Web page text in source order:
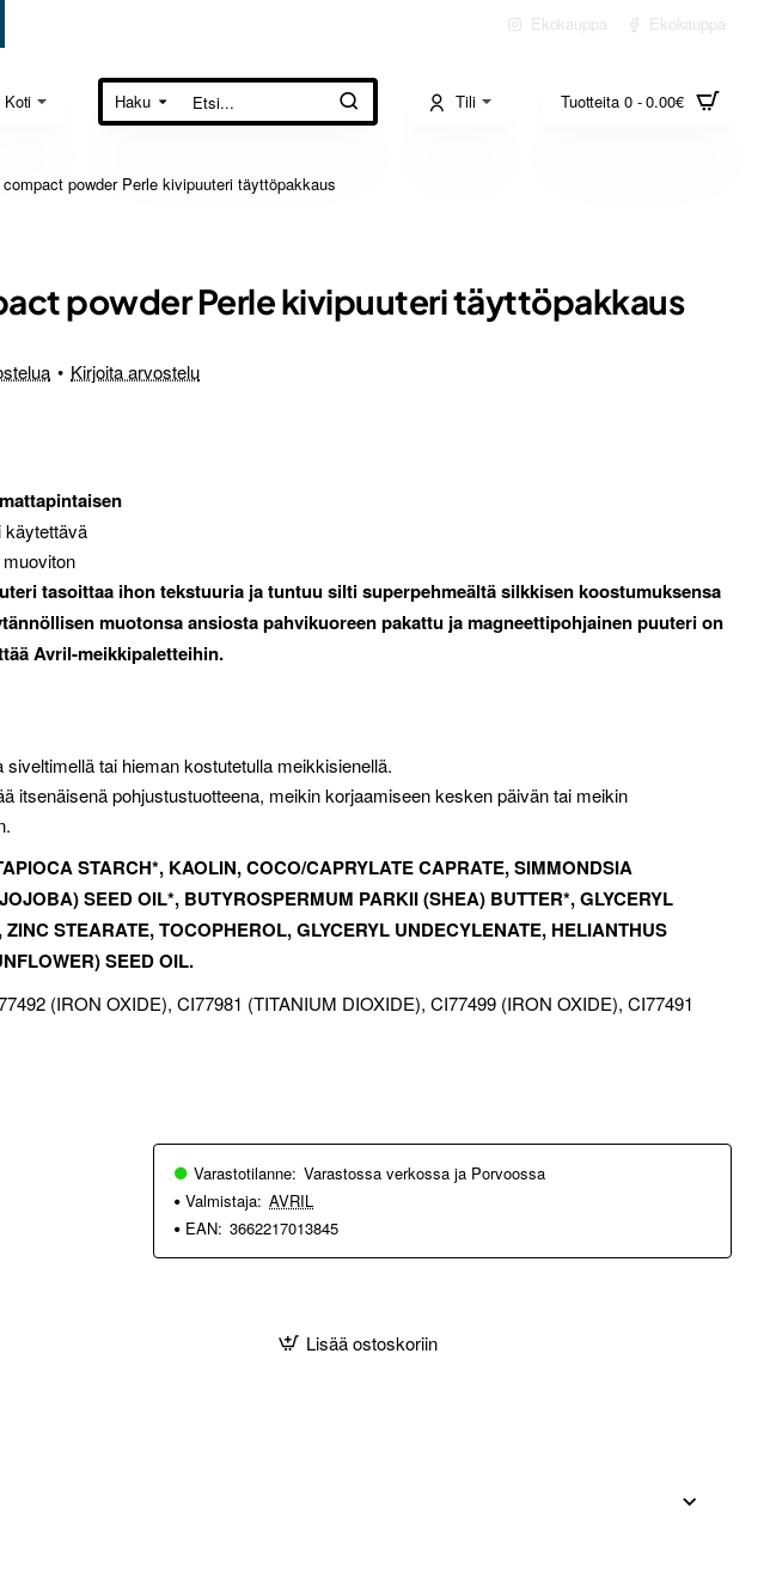
Ekokauppa Ekokauppa
Koti Haku
Etsi... Tili Tuotteita 0 - 0.00€
powder Perle kivipuuteri täyttöpakkaus
powder Perle kivipuuteri täyttöpakkaus
käytettävä
tasoittaa ihon tekstuuria ja tuntuu silti superpehmeältä silkkisen koostumuksensa
muotonsa ansiosta pahvikuoreen pakattu ja magneettipohjainen puuteri on
Avril-meikkipaletteihin.
siveltimellä tai hieman kostutetulla meikkisienellä.
itsenäisenä pohjustustuotteena, meikin korjaamiseen kesken päivän tai meikin
STARCH*, KAOLIN, COCO/CAPRYLATE CAPRATE, SIMMONDSIA
SEED OIL*, BUTYROSPERMUM PARKII (SHEA) BUTTER*, GLYCERYL
ZINC STEARATE, TOCOPHEROL, GLYCERYL UNDECYLENATE, HELIANTHUS
SEED OIL.
(IRON OXIDE), CI77981 (TITANIUM DIOXIDE), CI77499 (IRON OXIDE), CI77491
• Kirjoita arvostelu
Varastotilanne: Varastossa verkossa ja Porvoossa
Valmistaja: AVRIL
EAN: 3662217013845
Lisää ostoskoriin